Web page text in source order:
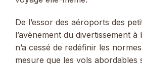
De l’essor des aéroports des
l’avènement du divertissement à
n’a cessé de redéfinir les
mesure que les vols abordables